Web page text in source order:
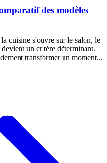
des modèles
cuisine s'ouvre sur le salon, le
un critère déterminant.
transformer un moment...